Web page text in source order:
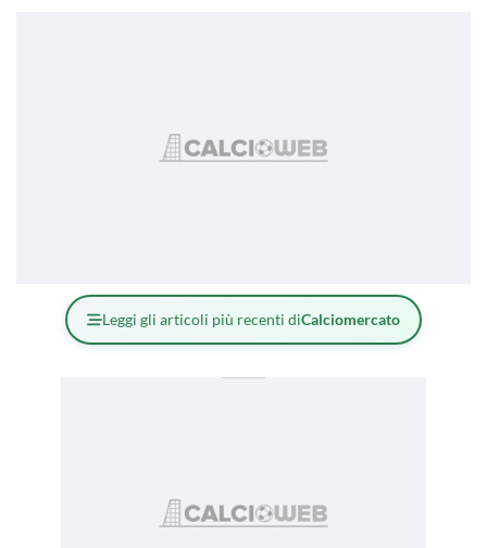
Leggi gli articoli più recenti diCalciomercato